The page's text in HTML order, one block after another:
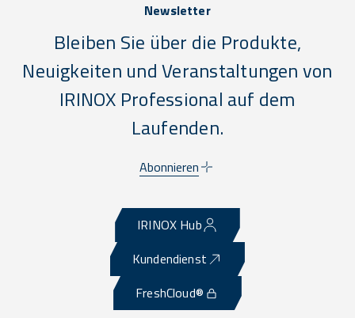
Newsletter
Bleiben Sie über die Produkte,
Neuigkeiten und Veranstaltungen von
IRINOX Professional auf dem
Laufenden.
Abonnieren
IRINOX Hub
Kundendienst
FreshCloud®